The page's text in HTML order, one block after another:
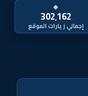
◆
302٬162